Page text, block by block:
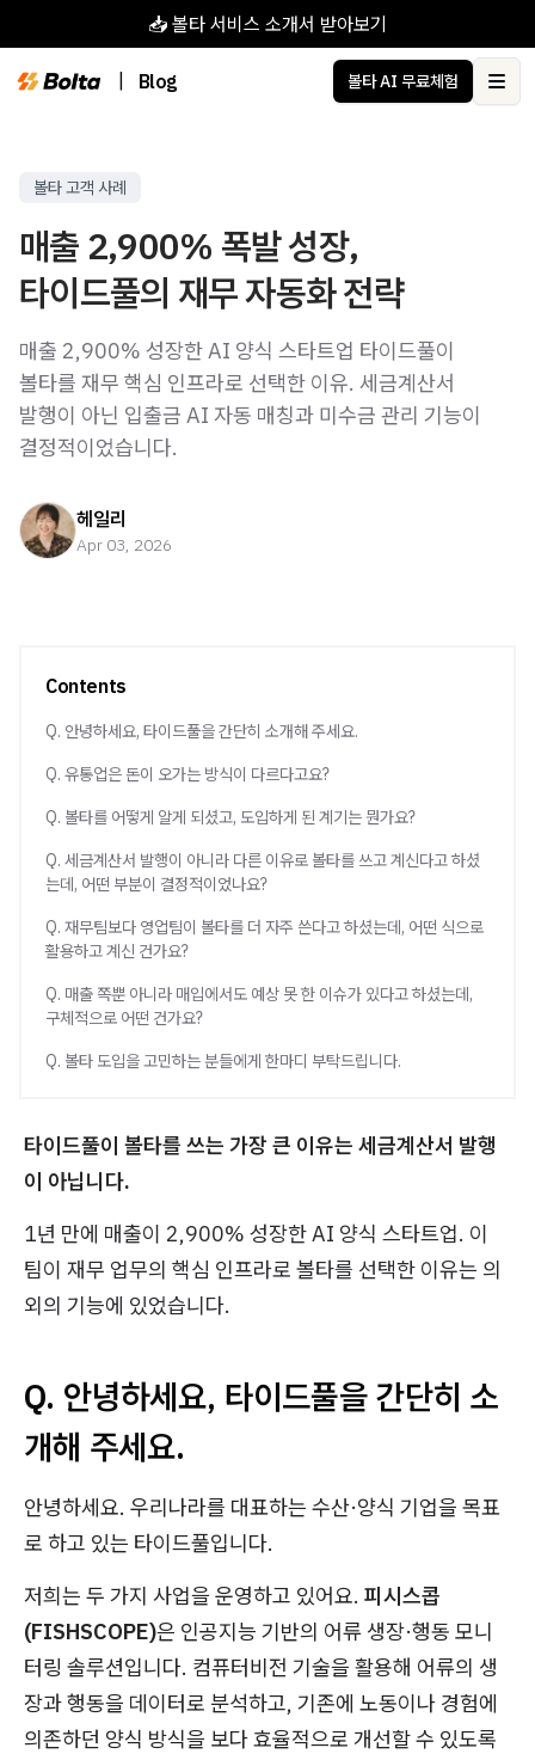
📥 볼타 서비스 소개서 받아보기
Blog 볼타 AI 무료체험
볼타 고객 사례
매출 2,900% 폭발 성장,
타이드풀의 재무 자동화 전략
매출 2,900% 성장한 AI 양식 스타트업 타이드풀이
볼타를 재무 핵심 인프라로 선택한 이유. 세금계산서
발행이 아닌 입출금 AI 자동 매칭과 미수금 관리 기능이
결정적이었습니다.
헤일리
Apr 03, 2026
Contents
Q. 안녕하세요, 타이드풀을 간단히 소개해 주세요.
Q. 유통업은 돈이 오가는 방식이 다르다고요?
Q. 볼타를 어떻게 알게 되셨고, 도입하게 된 계기는 뭔가요?
Q. 세금계산서 발행이 아니라 다른 이유로 볼타를 쓰고 계신다고 하셨
는데, 어떤 부분이 결정적이었나요?
Q. 재무팀보다 영업팀이 볼타를 더 자주 쓴다고 하셨는데, 어떤 식으로
활용하고 계신 건가요?
Q. 매출 쪽뿐 아니라 매입에서도 예상 못 한 이슈가 있다고 하셨는데,
구체적으로 어떤 건가요?
Q. 볼타 도입을 고민하는 분들에게 한마디 부탁드립니다.
타이드풀이 볼타를 쓰는 가장 큰 이유는 세금계산서 발행
이 아닙니다.
1년 만에 매출이 2,900% 성장한 AI 양식 스타트업. 이
팀이 재무 업무의 핵심 인프라로 볼타를 선택한 이유는 의
외의 기능에 있었습니다.
Q. 안녕하세요, 타이드풀을 간단히 소
개해 주세요.
안녕하세요. 우리나라를 대표하는 수산·양식 기업을 목표
로 하고 있는 타이드풀입니다.
저희는 두 가지 사업을 운영하고 있어요. 피시스콥
(FISHSCOPE)은 인공지능 기반의 어류 생장·행동 모니
터링 솔루션입니다. 컴퓨터비전 기술을 활용해 어류의 생
장과 행동을 데이터로 분석하고, 기존에 노동이나 경험에
의존하던 양식 방식을 보다 효율적으로 개선할 수 있도록